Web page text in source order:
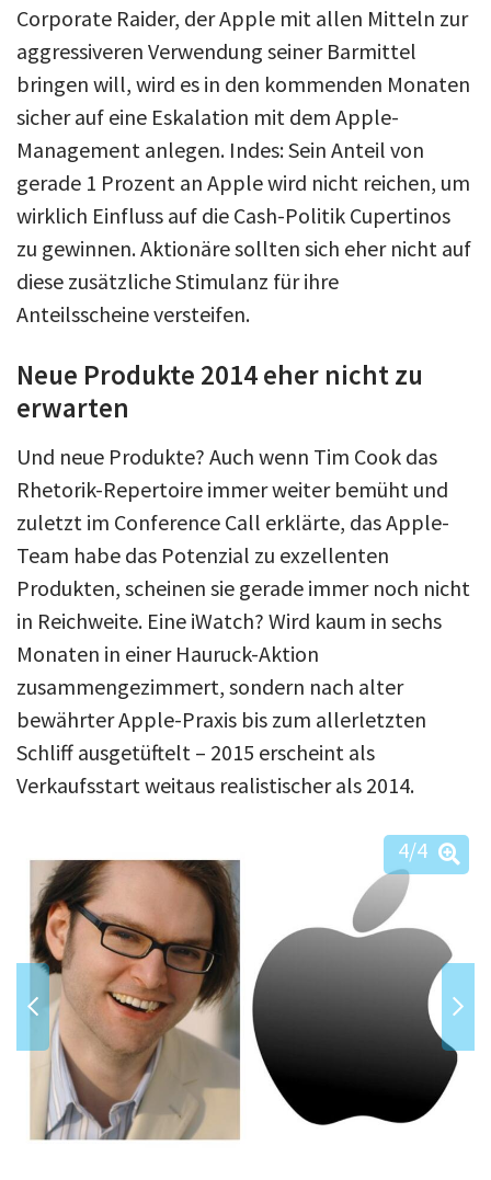
Corporate Raider, der Apple mit allen Mitteln zur
aggressiveren Verwendung seiner Barmittel
bringen will, wird es in den kommenden Monaten
sicher auf eine Eskalation mit dem Apple-
Management anlegen. Indes: Sein Anteil von
gerade 1 Prozent an Apple wird nicht reichen, um
wirklich Einfluss auf die Cash-Politik Cupertinos
zu gewinnen. Aktionäre sollten sich eher nicht auf
diese zusätzliche Stimulanz für ihre
Anteilsscheine versteifen.
Neue Produkte 2014 eher nicht zu
erwarten
Und neue Produkte? Auch wenn Tim Cook das
Rhetorik-Repertoire immer weiter bemüht und
zuletzt im Conference Call erklärte, das Apple-
Team habe das Potenzial zu exzellenten
Produkten, scheinen sie gerade immer noch nicht
in Reichweite. Eine iWatch? Wird kaum in sechs
Monaten in einer Hauruck-Aktion
zusammengezimmert, sondern nach alter
bewährter Apple-Praxis bis zum allerletzten
Schliff ausgetüftelt – 2015 erscheint als
Verkaufsstart weitaus realistischer als 2014.
4/4